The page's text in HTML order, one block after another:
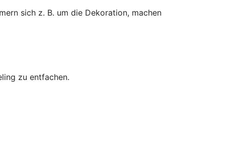
sich z. B. um die Dekoration, machen
zu entfachen.